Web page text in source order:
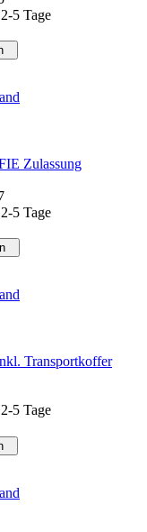
2-5 Tage
Zulassung
2-5 Tage
Transportkoffer
2-5 Tage